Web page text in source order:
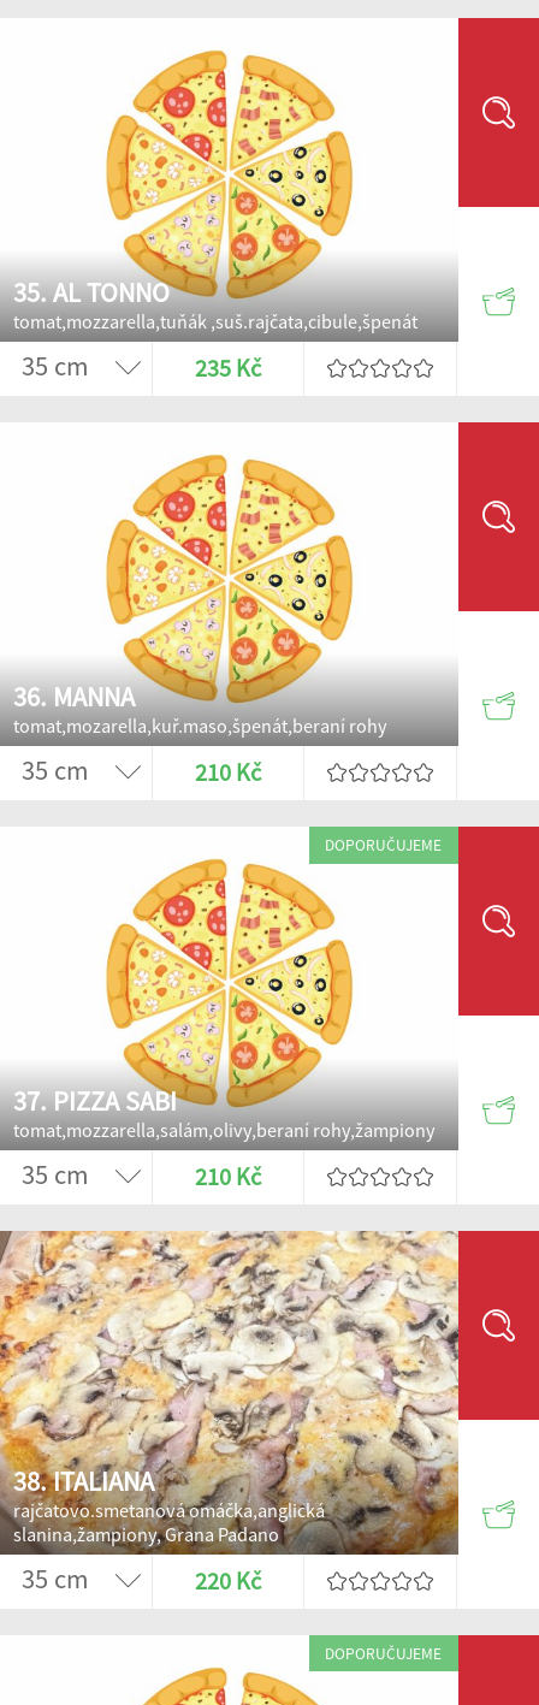
35. AL TONNO
tomat,mozzarella,tuňák ,suš.rajčata,cibule,špenát
235 Kč
36. MANNA
tomat,mozarella,kuř.maso,špenát,beraní rohy
210 Kč
DOPORUČUJEME
37. PIZZA SABI
tomat,mozzarella,salám,olivy,beraní rohy,žampiony
210 Kč
38. ITALIANA
rajčatovo.smetanová omáčka,anglická
slanina,žampiony, Grana Padano
220 Kč
DOPORUČUJEME